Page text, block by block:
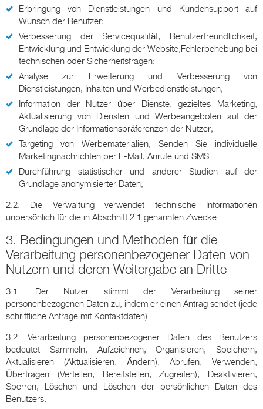
Erbringung von Dienstleistungen und Kundensupport auf
Wunsch der Benutzer;
Verbesserung der Servicequalität, Benutzerfreundlichkeit,
Entwicklung und Entwicklung der Website,Fehlerbehebung bei
technischen oder Sicherheitsfragen;
Analyse zur Erweiterung und Verbesserung von
Dienstleistungen, Inhalten und Werbedienstleistungen;
Information der Nutzer über Dienste, gezieltes Marketing,
Aktualisierung von Diensten und Werbeangeboten auf der
Grundlage der Informationspräferenzen der Nutzer;
Targeting von Werbematerialien; Senden Sie individuelle
Marketingnachrichten per E-Mail, Anrufe und SMS.
Durchführung statistischer und anderer Studien auf der
Grundlage anonymisierter Daten;
2.2. Die Verwaltung verwendet technische Informationen
unpersönlich für die in Abschnitt 2.1 genannten Zwecke.
3. Bedingungen und Methoden für die
Verarbeitung personenbezogener Daten von
Nutzern und deren Weitergabe an Dritte
3.1. Der Nutzer stimmt der Verarbeitung seiner
personenbezogenen Daten zu, indem er einen Antrag sendet (jede
schriftliche Anfrage mit Kontaktdaten).
3.2. Verarbeitung personenbezogener Daten des Benutzers
bedeutet Sammeln, Aufzeichnen, Organisieren, Speichern,
Aktualisieren (Aktualisieren, Ändern), Abrufen, Verwenden,
Übertragen (Verteilen, Bereitstellen, Zugreifen), Deaktivieren,
Sperren, Löschen und Löschen der persönlichen Daten des
Benutzers.